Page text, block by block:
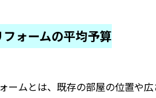
ォームの平均予算
ームとは、既存の部屋の位置や